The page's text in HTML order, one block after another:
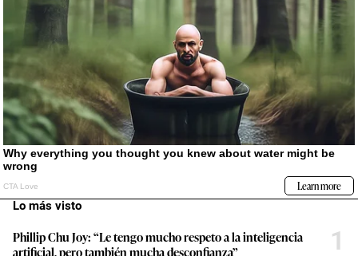
Lo más visto
Phillip Chu Joy: “Le tengo mucho respeto a la inteligencia
artificial, pero también mucha desconfianza”
1